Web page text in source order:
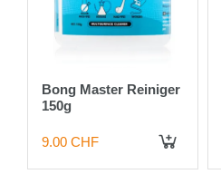
Bong Master Reiniger
150g
9.00 CHF